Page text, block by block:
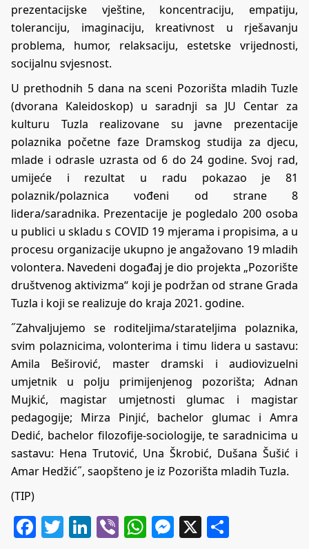
prezentacijske vještine, koncentraciju, empatiju,
toleranciju, imaginaciju, kreativnost u rješavanju
problema, humor, relaksaciju, estetske vrijednosti,
socijalnu svjesnost.
U prethodnih 5 dana na sceni Pozorišta mladih Tuzle
(dvorana Kaleidoskop) u saradnji sa JU Centar za
kulturu Tuzla realizovane su javne prezentacije
polaznika početne faze Dramskog studija za djecu,
mlade i odrasle uzrasta od 6 do 24 godine. Svoj rad,
umijeće i rezultat u radu pokazao je 81
polaznik/polaznica vođeni od strane 8
lidera/saradnika. Prezentacije je pogledalo 200 osoba
u publici u skladu s COVID 19 mjerama i propisima, a u
procesu organizacije ukupno je angažovano 19 mladih
volontera. Navedeni događaj je dio projekta „Pozorište
društvenog aktivizma“ koji je podržan od strane Grada
Tuzla i koji se realizuje do kraja 2021. godine.
˝Zahvaljujemo se roditeljima/starateljima polaznika,
svim polaznicima, volonterima i timu lidera u sastavu:
Amila Beširović, master dramski i audiovizuelni
umjetnik u polju primijenjenog pozorišta; Adnan
Mujkić, magistar umjetnosti glumac i magistar
pedagogije; Mirza Pinjić, bachelor glumac i Amra
Dedić, bachelor filozofije-sociologije, te saradnicima u
sastavu: Hena Trutović, Una Škrobić, Dušana Šušić i
Amar Hedžić˝, saopšteno je iz Pozorišta mladih Tuzla.
(TIP)
Facebook
Twitter
LinkedIn
ViberWhatsApp
Messenger
X